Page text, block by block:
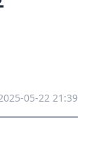
05-22 21:39